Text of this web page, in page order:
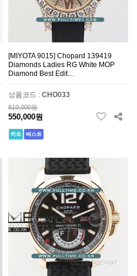
[MIYOTA 9015] Chopard 139419
Diamonds Ladies RG White MOP
Diamond Best Edit…
상품코드 : CHO033
810,000원
550,000원
히트 베스트